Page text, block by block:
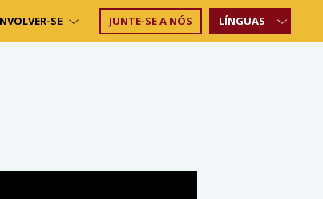
SE JUNTE-SE A NÓS LÍNGUAS